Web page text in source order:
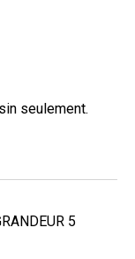
seulement.
5